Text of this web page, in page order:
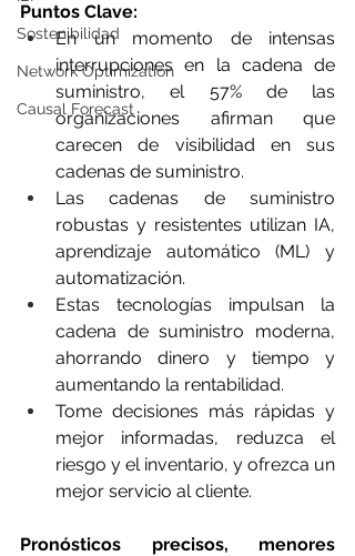
Sostenibilidad
Network Optimization
Causal Forecast
Puntos Clave:
En un momento de intensas
interrupciones en la cadena de
suministro, el 57% de las
organizaciones afirman que
carecen de visibilidad en sus
cadenas de suministro.
Las cadenas de suministro
robustas y resistentes utilizan IA,
aprendizaje automático (ML) y
automatización.
Estas tecnologías impulsan la
cadena de suministro moderna,
ahorrando dinero y tiempo y
aumentando la rentabilidad.
Tome decisiones más rápidas y
mejor informadas, reduzca el
riesgo y el inventario, y ofrezca un
mejor servicio al cliente.
Pronósticos precisos, menores